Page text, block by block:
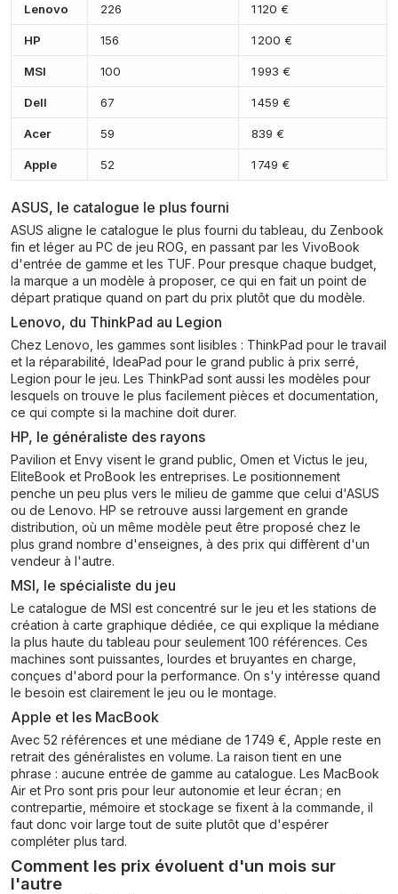
Lenovo 226 1 120 €
HP 156 1 200 €
MSI 100 1 993 €
Dell 67 1 459 €
Acer 59 839 €
Apple 52 1 749 €
ASUS, le catalogue le plus fourni
ASUS aligne le catalogue le plus fourni du tableau, du Zenbook
fin et léger au PC de jeu ROG, en passant par les VivoBook
d'entrée de gamme et les TUF. Pour presque chaque budget,
la marque a un modèle à proposer, ce qui en fait un point de
départ pratique quand on part du prix plutôt que du modèle.
Lenovo, du ThinkPad au Legion
Chez Lenovo, les gammes sont lisibles : ThinkPad pour le travail
et la réparabilité, IdeaPad pour le grand public à prix serré,
Legion pour le jeu. Les ThinkPad sont aussi les modèles pour
lesquels on trouve le plus facilement pièces et documentation,
ce qui compte si la machine doit durer.
HP, le généraliste des rayons
Pavilion et Envy visent le grand public, Omen et Victus le jeu,
EliteBook et ProBook les entreprises. Le positionnement
penche un peu plus vers le milieu de gamme que celui d'ASUS
ou de Lenovo. HP se retrouve aussi largement en grande
distribution, où un même modèle peut être proposé chez le
plus grand nombre d'enseignes, à des prix qui diffèrent d'un
vendeur à l'autre.
MSI, le spécialiste du jeu
Le catalogue de MSI est concentré sur le jeu et les stations de
création à carte graphique dédiée, ce qui explique la médiane
la plus haute du tableau pour seulement 100 références. Ces
machines sont puissantes, lourdes et bruyantes en charge,
conçues d'abord pour la performance. On s'y intéresse quand
le besoin est clairement le jeu ou le montage.
Apple et les MacBook
Avec 52 références et une médiane de 1 749 €, Apple reste en
retrait des généralistes en volume. La raison tient en une
phrase : aucune entrée de gamme au catalogue. Les MacBook
Air et Pro sont pris pour leur autonomie et leur écran ; en
contrepartie, mémoire et stockage se fixent à la commande, il
faut donc voir large tout de suite plutôt que d'espérer
compléter plus tard.
Comment les prix évoluent d'un mois sur
l'autre